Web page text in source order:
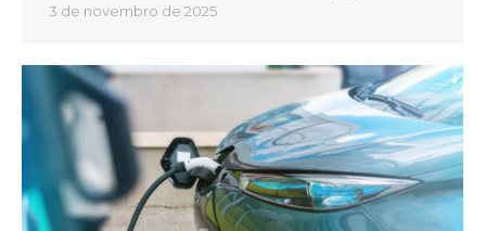
3 de novembro de 2025